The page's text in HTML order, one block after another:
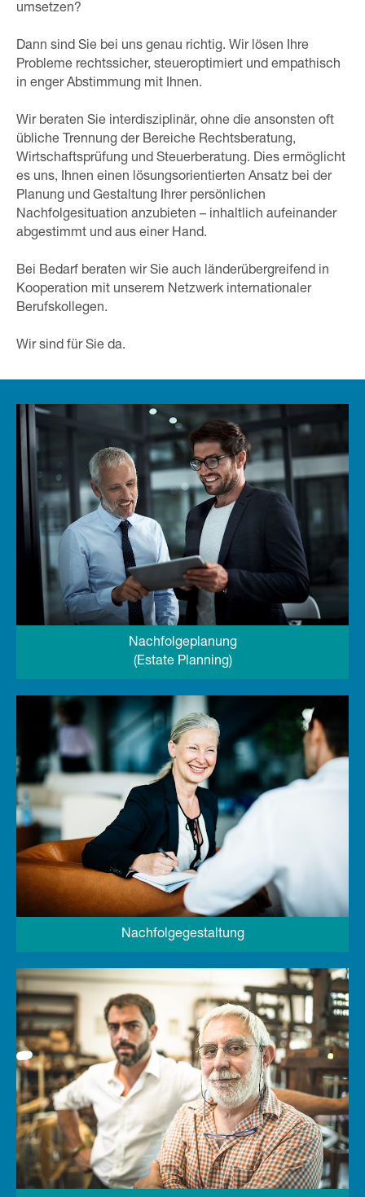
umsetzen?
Dann sind Sie bei uns genau richtig. Wir lösen Ihre
Probleme rechtssicher, steueroptimiert und empathisch
in enger Abstimmung mit Ihnen.
Wir beraten Sie interdisziplinär, ohne die ansonsten oft
übliche Trennung der Bereiche Rechtsberatung,
Wirtschaftsprüfung und Steuerberatung. Dies ermöglicht
es uns, Ihnen einen lösungsorientierten Ansatz bei der
Planung und Gestaltung Ihrer persönlichen
Nachfolgesituation anzubieten – inhaltlich aufeinander
abgestimmt und aus einer Hand.
Bei Bedarf beraten wir Sie auch länderübergreifend in
Kooperation mit unserem Netzwerk internationaler
Berufskollegen.
Wir sind für Sie da.
Nachfolgeplanung
(Estate Planning)
Nachfolgegestaltung